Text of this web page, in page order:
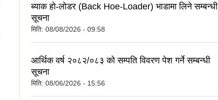
ब्याक हाे-लाेडर (Back Hoe-Loader) भाडामा लिने सम्बन्धी
सूचना
मिति: 08/08/2026 - 09:58
आर्थिक वर्ष २०८२/०८३ को सम्पति विवरण पेश गर्ने सम्बन्धी
सूचना
मिति: 08/06/2026 - 15:56